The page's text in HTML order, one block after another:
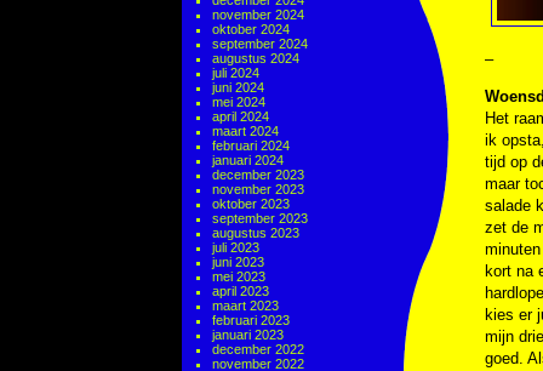
november 2024
oktober 2024
september 2024
augustus 2024
juli 2024
juni 2024
mei 2024
april 2024
maart 2024
februari 2024
januari 2024
december 2023
november 2023
oktober 2023
september 2023
augustus 2023
juli 2023
juni 2023
mei 2023
april 2023
maart 2023
februari 2023
januari 2023
december 2022
november 2022
–
Het
ik
tijd op
maar
salade
zet de
kort na
kies er
mijn
goed.